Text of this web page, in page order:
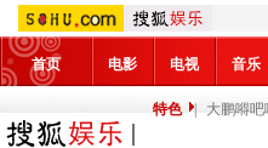
首页 电影 电视 音乐
特色 大鹏嘚吧